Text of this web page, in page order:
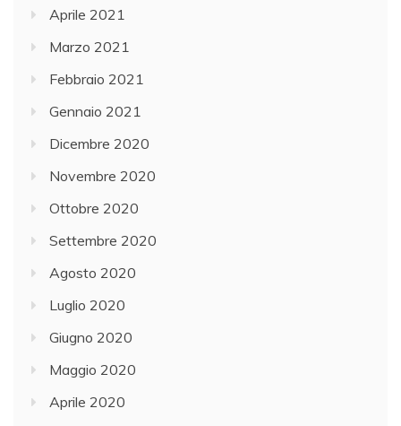
Aprile 2021
Marzo 2021
Febbraio 2021
Gennaio 2021
Dicembre 2020
Novembre 2020
Ottobre 2020
Settembre 2020
Agosto 2020
Luglio 2020
Giugno 2020
Maggio 2020
Aprile 2020